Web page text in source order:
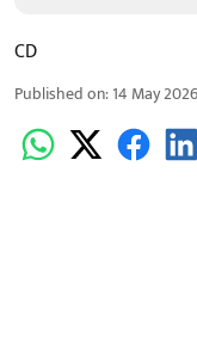
CD
Published on:14 May